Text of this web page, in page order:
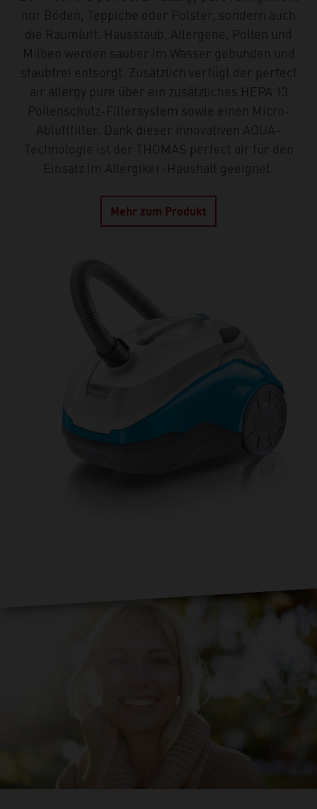
nur Böden, Teppiche oder Polster, sondern auch
die Raumluft. Hausstaub, Allergene, Pollen und
Milben werden sauber im Wasser gebunden und
staubfrei entsorgt. Zusätzlich verfügt der perfect
air allergy pure über ein zusätzliches HEPA 13
Pollenschutz-Filtersystem sowie einen Micro-
Abluftfilter. Dank dieser innovativen AQUA-
Technologie ist der THOMAS perfect air für den
Einsatz im Allergiker-Haushalt geeignet.
Mehr zum Produkt